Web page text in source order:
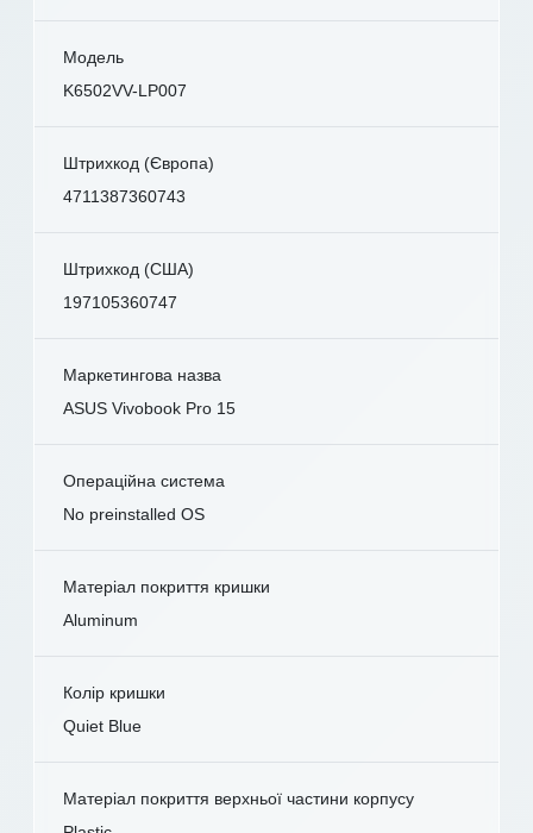
Модель
K6502VV-LP007
Штрихкод (Європа)
4711387360743
Штрихкод (США)
197105360747
Маркетингова назва
ASUS Vivobook Pro 15
Операційна система
No preinstalled OS
Матеріал покриття кришки
Aluminum
Колір кришки
Quiet Blue
Матеріал покриття верхньої частини корпусу